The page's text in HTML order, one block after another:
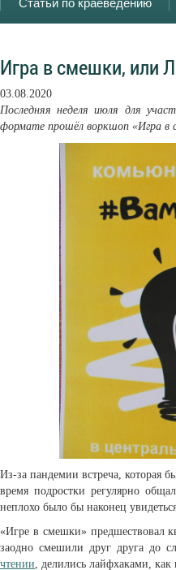
Статьи по краеведению
Игра в смешки, или
03.08.2020
Последняя неделя июля для
формате прошёл воркшоп «Игра в
Из-за пандемии встреча, которая
время подростки регулярно
неплохо было бы наконец
«Игре в смешки» предшествовал
заодно смешили друг друга до
чтении, делились лайфхаками,